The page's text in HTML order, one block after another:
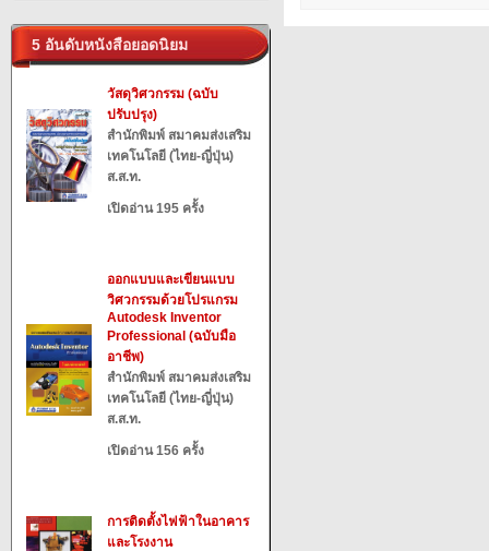
5 อันดับหนังสือยอดนิยม
วัสดุวิศวกรรม (ฉบับ
ปรับปรุง)
สำนักพิมพ์ สมาคมส่งเสริม
เทคโนโลยี (ไทย-ญี่ปุ่น)
ส.ส.ท.
เปิดอ่าน 195 ครั้ง
ออกแบบและเขียนแบบ
วิศวกรรมด้วยโปรแกรม
Autodesk Inventor
Professional (ฉบับมือ
อาชีพ)
สำนักพิมพ์ สมาคมส่งเสริม
เทคโนโลยี (ไทย-ญี่ปุ่น)
ส.ส.ท.
เปิดอ่าน 156 ครั้ง
การติดตั้งไฟฟ้าในอาคาร
และโรงงาน